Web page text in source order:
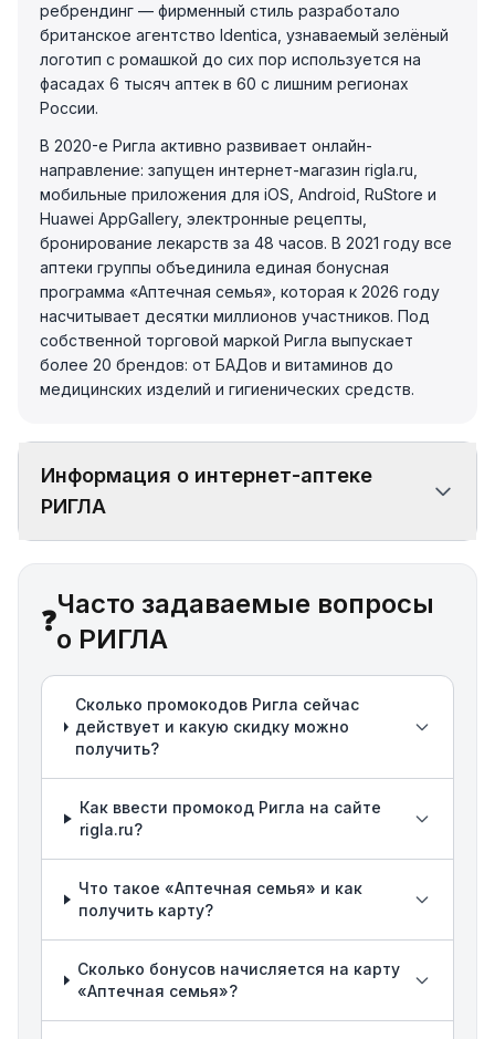
ребрендинг — фирменный стиль разработало
британское агентство Identica, узнаваемый зелёный
логотип с ромашкой до сих пор используется на
фасадах 6 тысяч аптек в 60 с лишним регионах
России.
В 2020-е Ригла активно развивает онлайн-
направление: запущен интернет-магазин rigla.ru,
мобильные приложения для iOS, Android, RuStore и
Huawei AppGallery, электронные рецепты,
бронирование лекарств за 48 часов. В 2021 году все
аптеки группы объединила единая бонусная
программа «Аптечная семья», которая к 2026 году
насчитывает десятки миллионов участников. Под
собственной торговой маркой Ригла выпускает
более 20 брендов: от БАДов и витаминов до
медицинских изделий и гигиенических средств.
Информация о интернет-аптеке
РИГЛА
❓
Часто задаваемые вопросы
о РИГЛА
Сколько промокодов Ригла сейчас
действует и какую скидку можно
получить?
Как ввести промокод Ригла на сайте
rigla.ru?
Что такое «Аптечная семья» и как
получить карту?
Сколько бонусов начисляется на карту
«Аптечная семья»?